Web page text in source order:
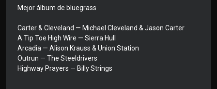
Mejor álbum de bluegrass
Carter & Cleveland — Michael Cleveland & Jason Carter
A Tip Toe High Wire — Sierra Hull
Arcadia — Alison Krauss & Union Station
Outrun — The Steeldrivers
Highway Prayers — Billy Strings